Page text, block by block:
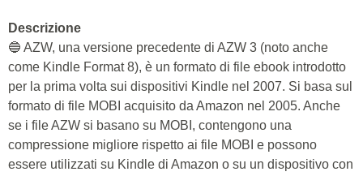
Descrizione
🔵 AZW, una versione precedente di AZW 3 (noto anche
come Kindle Format 8), è un formato di file ebook introdotto
per la prima volta sui dispositivi Kindle nel 2007. Si basa sul
formato di file MOBI acquisito da Amazon nel 2005. Anche
se i file AZW si basano su MOBI, contengono una
compressione migliore rispetto ai file MOBI e possono
essere utilizzati su Kindle di Amazon o su un dispositivo con